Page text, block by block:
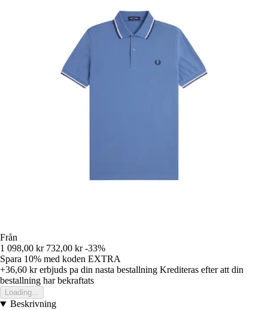
Från
1 098,00 kr 732,00 kr -33%
Spara 10% med koden EXTRA
+36,60 krerbjuds pa din nasta bestallning Krediteras efter att din
bestallning har bekraftats
Loading...
Beskrivning